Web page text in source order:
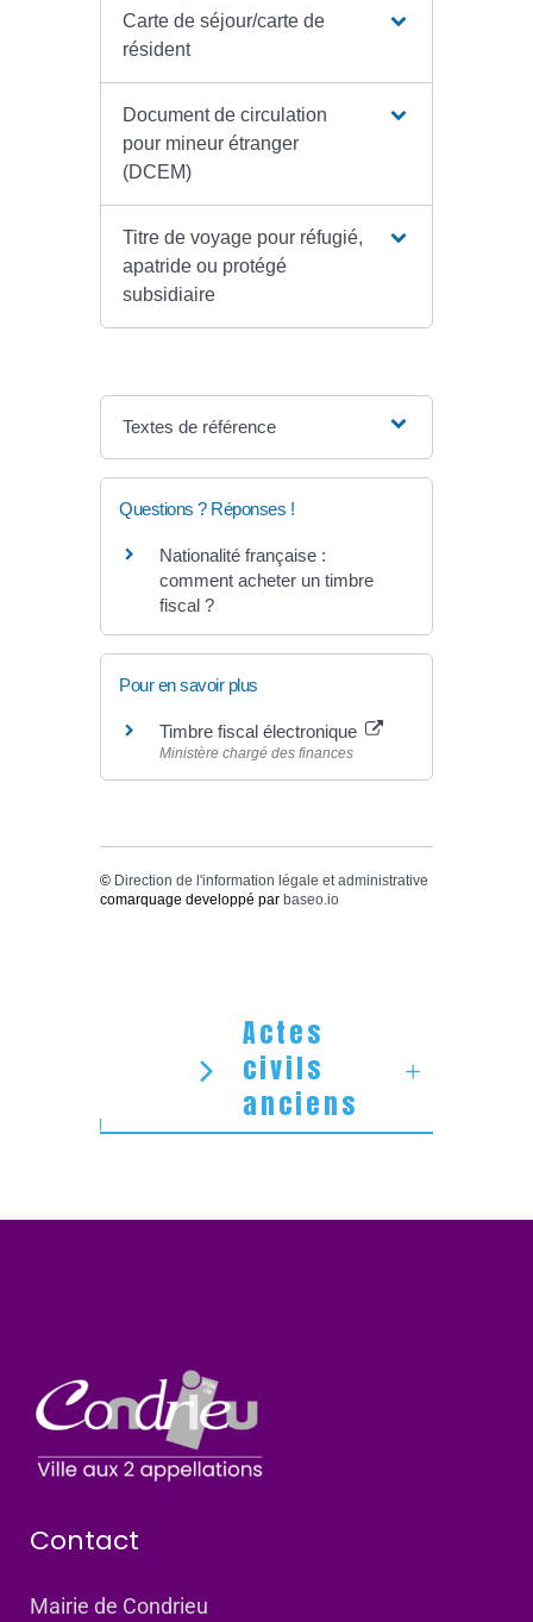
Carte de séjour/carte de
résident
Document de circulation
pour mineur étranger
(DCEM)
Titre de voyage pour réfugié,
apatride ou protégé
subsidiaire
Textes de référence
Questions ? Réponses !
Nationalité française :
comment acheter un timbre
fiscal ?
Pour en savoir plus
Timbre fiscal électronique
Ministère chargé des finances
© Direction de l'information légale et administrative
comarquage developpé par baseo.io
Actes
civils
anciens
Contact
Mairie de Condrieu